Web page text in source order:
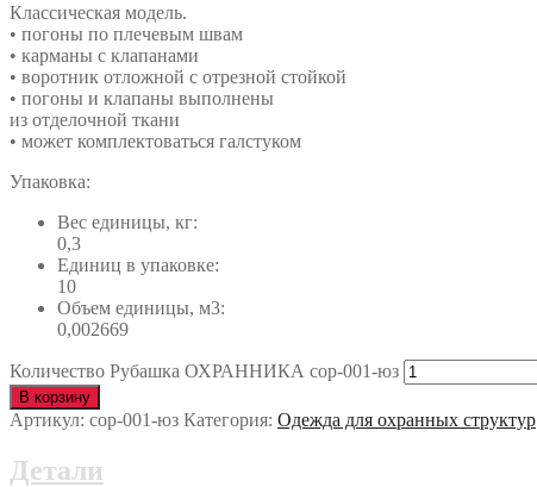
Классическая модель.
• погоны по плечевым швам
• карманы с клапанами
• воротник отложной с отрезной стойкой
• погоны и клапаны выполнены
из отделочной ткани
• может комплектоваться галстуком
Упаковка:
Вес единицы, кг:
0,3
Единиц в упаковке:
10
Объем единицы, м3:
0,002669
Количество Рубашка ОХРАННИКА сор-001-юз
В корзину
Артикул: сор-001-юз Категория: Одежда для охранных структур
Детали